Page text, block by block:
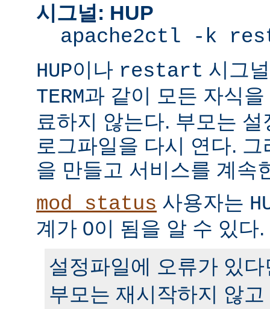
시그널: HUP
apache2ctl -k
HUP이나 restart 시그
TERM과 같이 모든 자식
료하지 않는다. 부모는
로그파일을 다시 연다.
을 만들고 서비스를 계속
mod_status 사용자는
계가 0이 됨을 알 수 있다.
설정파일에 오류가 있
부모는 재시작하지 않